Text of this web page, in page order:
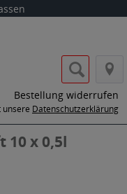
Bestellung widerrufen
unsere Datenschutzerklärung
10 x 0,5l